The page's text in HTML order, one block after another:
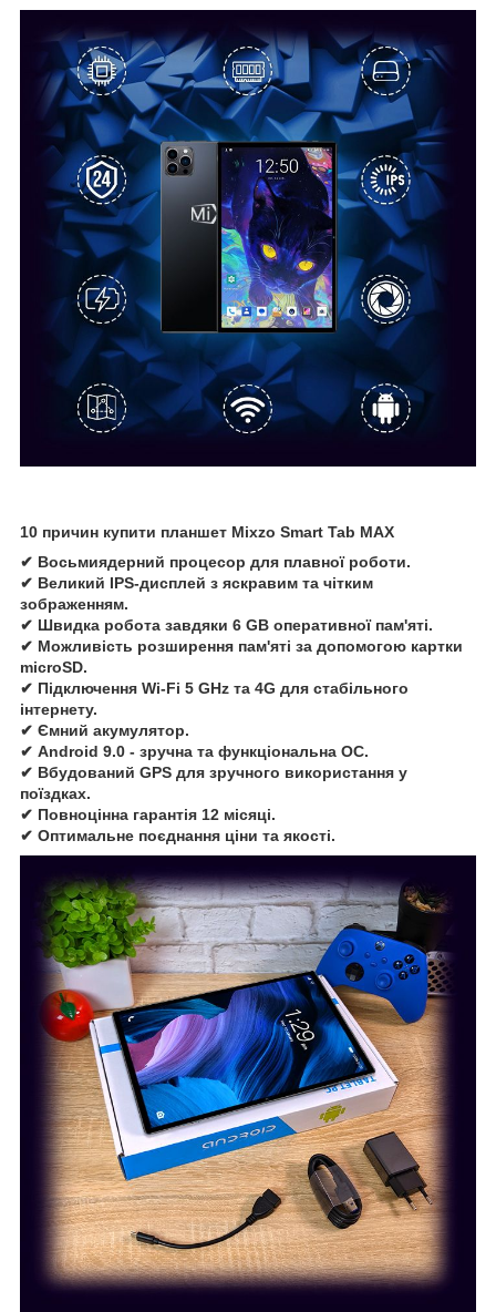
10 причин купити планшет Mixzo Smart Tab MAX
✔ Восьмиядерний процесор для плавної роботи.
✔ Великий IPS-дисплей з яскравим та чітким
зображенням.
✔ Швидка робота завдяки 6 GB оперативної пам'яті.
✔ Можливість розширення пам'яті за допомогою картки
microSD.
✔ Підключення Wi-Fi 5 GHz та 4G для стабільного
інтернету.
✔ Ємний акумулятор.
✔ Android 9.0 - зручна та функціональна ОС.
✔ Вбудований GPS для зручного використання у
поїздках.
✔ Повноцінна гарантія 12 місяці.
✔ Оптимальне поєднання ціни та якості.